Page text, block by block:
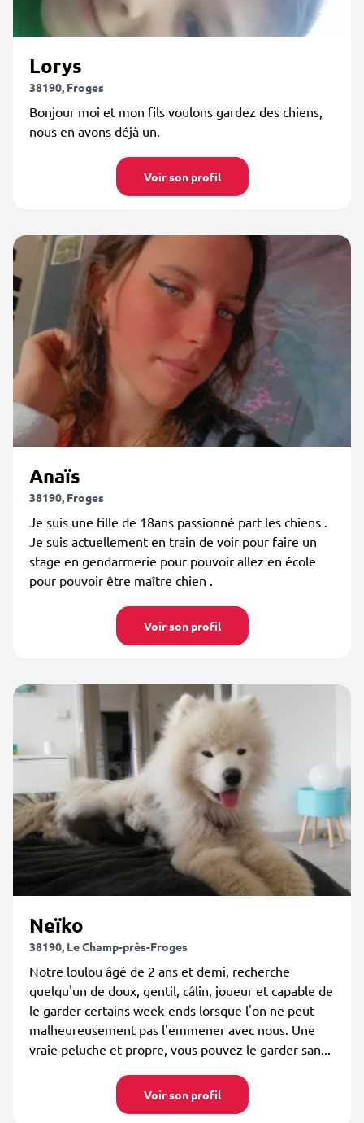
Lorys
38190, Froges
Bonjour moi et mon fils voulons gardez des chiens,
nous en avons déjà un.
Voir son profil
Anaïs
38190, Froges
Je suis une fille de 18ans passionné part les chiens .
Je suis actuellement en train de voir pour faire un
stage en gendarmerie pour pouvoir allez en école
pour pouvoir être maître chien .
Voir son profil
Neïko
38190, Le Champ-près-Froges
Notre loulou âgé de 2 ans et demi, recherche
quelqu'un de doux, gentil, câlin, joueur et capable de
le garder certains week-ends lorsque l'on ne peut
malheureusement pas l'emmener avec nous. Une
vraie peluche et propre, vous pouvez le garder san...
Voir son profil